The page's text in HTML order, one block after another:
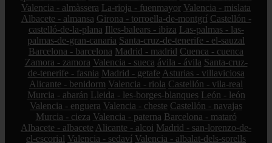
Valencia - almàssera La-rioja - fuenmayor Valencia - mislata
Albacete - almansa Girona - torroella-de-montgrí Castellón -
castelló-de-la-plana Illes-balears - ibiza Las-palmas - las-
palmas-de-gran-canaria Santa-cruz-de-tenerife - el-sauzal
Barcelona - barcelona Madrid - madrid Cuenca - cuenca
Zamora - zamora Valencia - sueca ávila - ávila Santa-cruz-
de-tenerife - fasnia Madrid - getafe Asturias - villaviciosa
Alicante - benidorm Valencia - riola Castellón - vila-real
Murcia - abarán Lleida - les-borges-blanques León - león
Valencia - enguera Valencia - cheste Castellón - navajas
Murcia - cieza Valencia - paterna Barcelona - mataró
Albacete - albacete Alicante - alcoi Madrid - san-lorenzo-de-
el-escorial Valencia - sedaví Valencia - albalat-dels-sorells